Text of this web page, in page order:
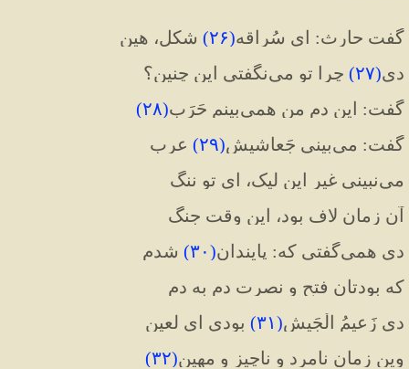
گفت حارث: ای سُراقه(۲۶) شکل، هین
دی(۲۷) چرا تو می‌نگفتی این چنین؟
گفت: این دم من همی‌بینم حَرَب
(۲۸)
گفت: می‌بینی جَعاشیش
(۲۹) عرب
می‌نبینی غیر این لیک، ای تو ننگ
آن زمان لاف بود، این وقت جنگ
دی همی‌گفتی که: پایندان
(۳۰) شدم
که بودتان فتح و نصرت دم‌ به دم
دی زَعیمُ الْجَیش(۳۱) بودی ای لعین
وین زمان نامرد و ناچیز و مهین(۳۲)